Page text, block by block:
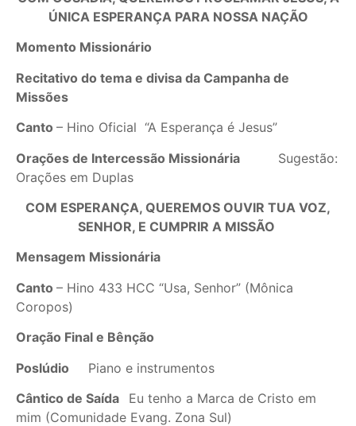
ÚNICA ESPERANÇA PARA NOSSA NAÇÃO
Momento Missionário
Recitativo do tema e divisa da Campanha de
Missões
Canto – Hino Oficial “A Esperança é Jesus”
Orações de Intercessão Missionária Sugestão:
Orações em Duplas
COM ESPERANÇA, QUEREMOS OUVIR TUA VOZ,
SENHOR, E CUMPRIR A MISSÃO
Mensagem Missionária
Canto – Hino 433 HCC “Usa, Senhor” (Mônica
Coropos)
Oração Final e Bênção
Poslúdio Piano e instrumentos
Cântico de Saída Eu tenho a Marca de Cristo em
mim (Comunidade Evang. Zona Sul)